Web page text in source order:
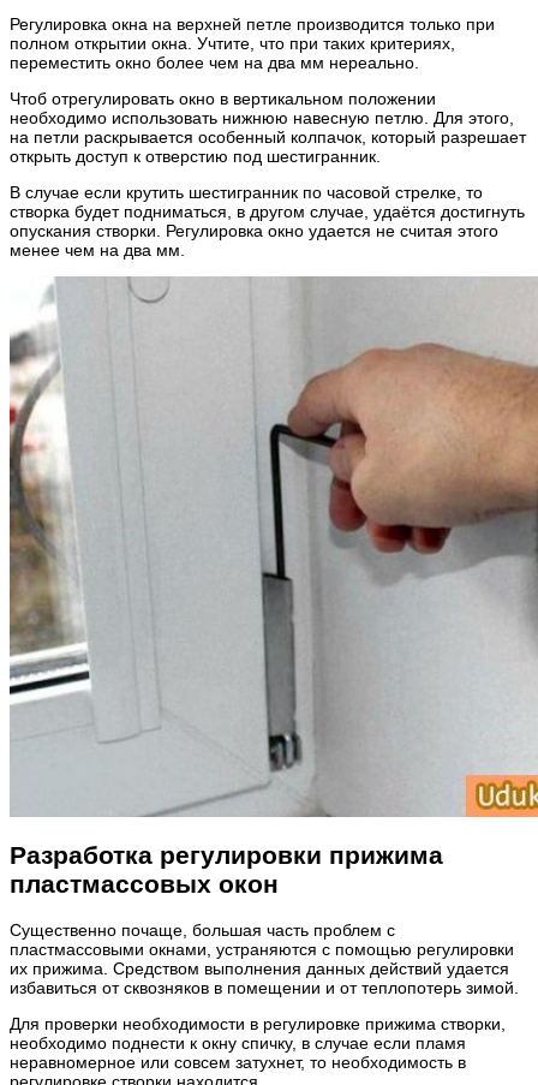
Регулировка окна на верхней петле производится только при
полном открытии окна. Учтите, что при таких критериях,
переместить окно более чем на два мм нереально.
Чтоб отрегулировать окно в вертикальном положении
необходимо использовать нижнюю навесную петлю. Для этого,
на петли раскрывается особенный колпачок, который разрешает
открыть доступ к отверстию под шестигранник.
В случае если крутить шестигранник по часовой стрелке, то
створка будет подниматься, в другом случае, удаётся достигнуть
опускания створки. Регулировка окно удается не считая этого
менее чем на два мм.
Разработка регулировки прижима
пластмассовых окон
Существенно почаще, большая часть проблем с
пластмассовыми окнами, устраняются с помощью регулировки
их прижима. Средством выполнения данных действий удается
избавиться от сквозняков в помещении и от теплопотерь зимой.
Для проверки необходимости в регулировке прижима створки,
необходимо поднести к окну спичку, в случае если пламя
неравномерное или совсем затухнет, то необходимость в